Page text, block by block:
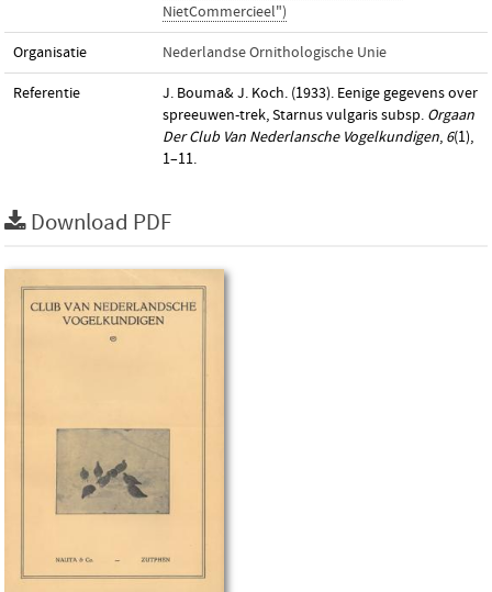
NietCommercieel")
Organisatie Nederlandse Ornithologische Unie
Referentie
J. Bouma& J. Koch. (1933). Eenige gegevens over
spreeuwen-trek, Starnus vulgaris subsp. Orgaan
Der Club Van Nederlansche Vogelkundigen, 6(1),
1–11.
Download PDF